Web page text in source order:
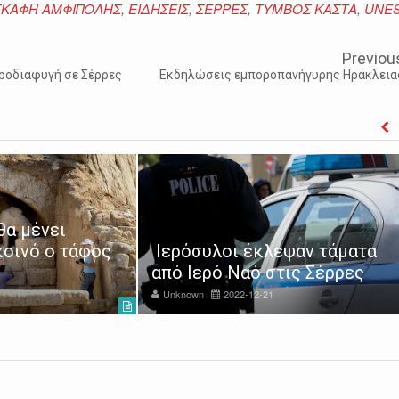
ΑΜΦΙΠΟΛΗΣ, ΕΙΔΗΣΕΙΣ, ΣΕΡΡΕΣ, ΤΥΜΒΟΣ ΚΑΣΤΑ,
σε Σέρρες
Εκδηλώσεις εμποροπανήγυρης
τάματα
Σέρρες
Μαθητές του 5ου Γυμνασίου
Σερρών παρέδωσαν είδη
πρώτης ανάγκης στο
"Χαμόγελο του παιδιού"
Unknown 2022-12-22